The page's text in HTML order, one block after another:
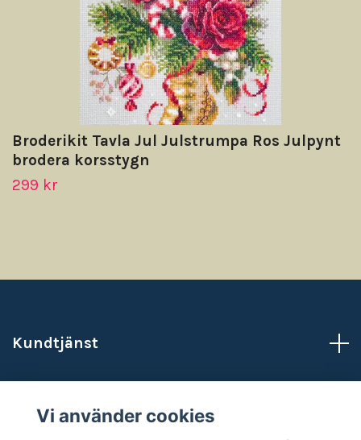
Broderikit Tavla Jul Julstrumpa Ros Julpynt
brodera korsstygn
299 kr
Kundtjänst
Vi använder cookies